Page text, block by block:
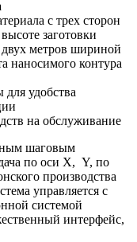
с трех сторон
заготовки
метров шириной
наносимого контура
удобства
на обслуживание
шаговым
по оси X, Y, по
производства
управляется с
системой
интерфейс,